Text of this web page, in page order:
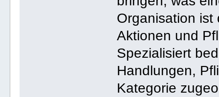
Organisation ist
Aktionen und
Spezialisiert
Handlungen,
Kategorie